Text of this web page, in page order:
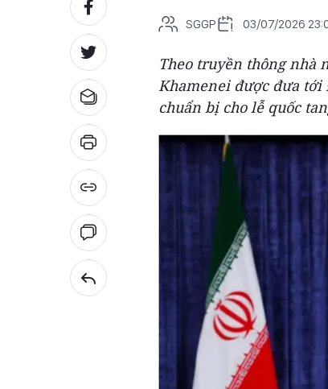
SGGP 03/07/2026
Theo truyền thông nhà
Khamenei được đưa tới
chuẩn bị cho lễ quốc